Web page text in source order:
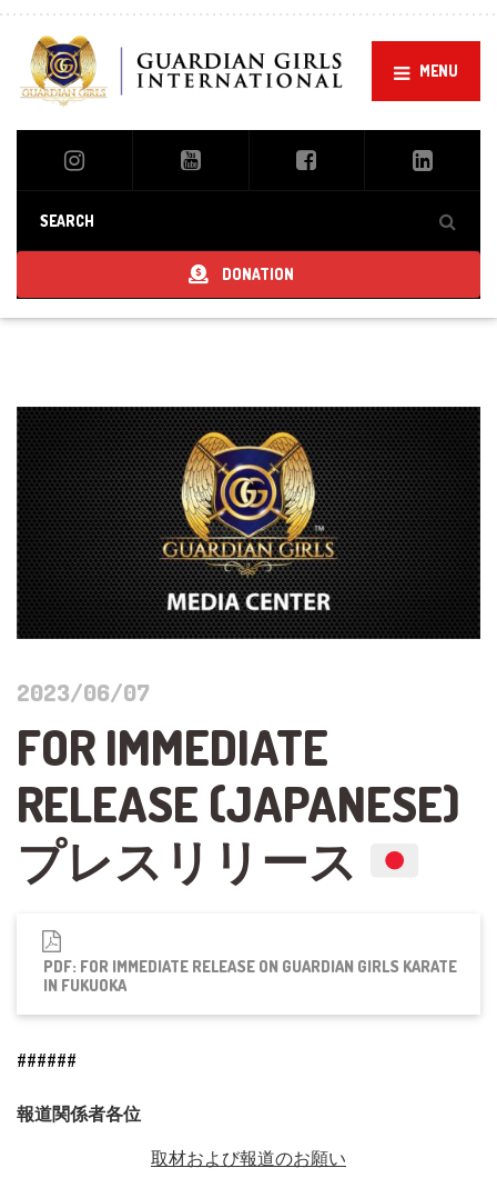
MENU
DONATION
2023/06/07
FOR IMMEDIATE
RELEASE (JAPANESE)
プレスリリース
PDF: FOR IMMEDIATE RELEASE ON GUARDIAN GIRLS KARATE
IN FUKUOKA
######
報道関係者各位
取材および報道のお願い